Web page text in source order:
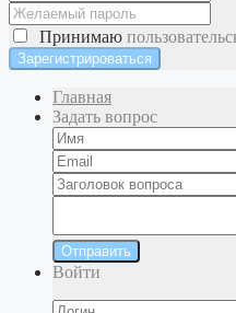
Принимаю
Главная
Задать вопрос
Отправить
Войти